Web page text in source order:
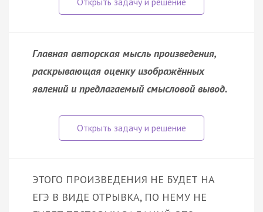
Главная авторская мысль произведения,
раскрывающая оценку изображённых
явлений и предлагаемый смысловой вывод.
ЭТОГО ПРОИЗВЕДЕНИЯ НЕ БУДЕТ НА
ЕГЭ В ВИДЕ ОТРЫВКА, ПО НЕМУ НЕ